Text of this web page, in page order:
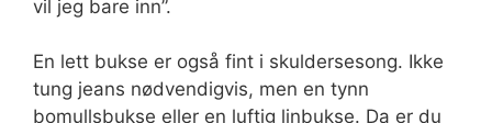
vil jeg bare inn”.
En lett bukse er også fint i skuldersesong. Ikke
tung jeans nødvendigvis, men en tynn
bomullsbukse eller en luftig linbukse. Da er du